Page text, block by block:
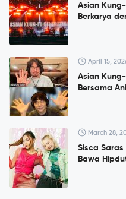
Asian
Berkarya
April 15,
Asian
Bersama
March 28,
Sisca Saras
Bawa